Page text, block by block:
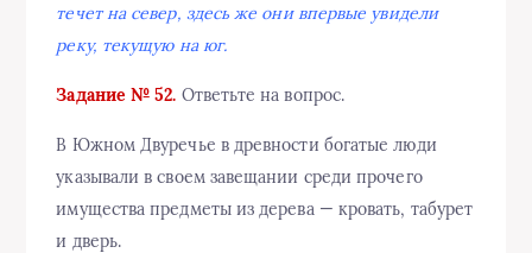
течет на север, здесь же они впервые увидели
реку, текущую на юг.
Задание № 52. Ответьте на вопрос.
В Южном Двуречье в древности богатые люди
указывали в своем завещании среди прочего
имущества предметы из дерева — кровать, табурет
и дверь.